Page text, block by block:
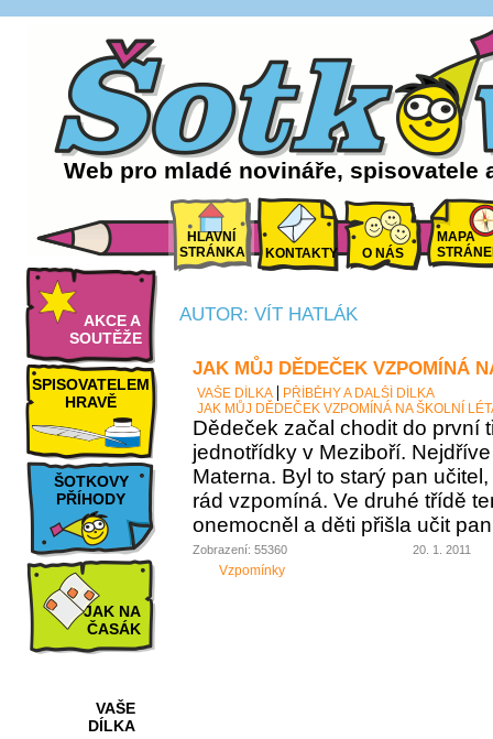
Web pro mladé novináře, spisovatele
HLAVNÍ
STRÁNKA
KONTAKTY O NÁS
MAPA
AKCE A
SOUTĚŽE
SPISOVATELEM
HRAVĚ
ŠOTKOVY
PŘÍHODY
JAK NA
ČASÁK
VAŠE
DÍLKA
AUTOR: VÍT HATLÁK
JAK MŮJ DĚDEČEK VZPOMÍNÁ
VAŠE DÍLKA
PŘÍBĚHY A DALŠÍ DÍLKA
JAK MŮJ DĚDEČEK VZPOMÍNÁ NA ŠKOLNÍ
Dědeček začal chodit do první
jednotřídky v Meziboří.
Materna. Byl to starý pan
rád vzpomíná. Ve druhé třídě
onemocněl a děti přišla učit
Zobrazení: 55360 20. 1. 2011
Vzpomínky